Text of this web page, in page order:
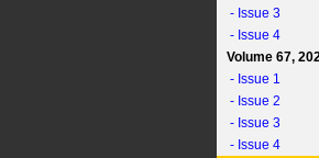
- Issue 3
- Issue 4
Volume 67,
- Issue 1
- Issue 2
- Issue 3
- Issue 4